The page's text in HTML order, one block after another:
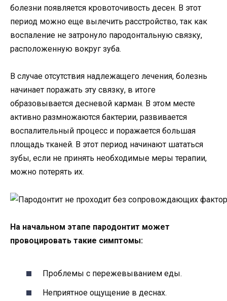
болезни появляется кровоточивость десен. В этот
период можно еще вылечить расстройство, так как
воспаление не затронуло пародонтальную связку,
расположенную вокруг зуба.
В случае отсутствия надлежащего лечения, болезнь
начинает поражать эту связку, в итоге
образовывается десневой карман. В этом месте
активно размножаются бактерии, развивается
воспалительный процесс и поражается большая
площадь тканей. В этот период начинают шататься
зубы, если не принять необходимые меры терапии,
можно потерять их.
На начальном этапе пародонтит может
провоцировать такие симптомы:
Проблемы с пережевыванием еды.
Неприятное ощущение в деснах.